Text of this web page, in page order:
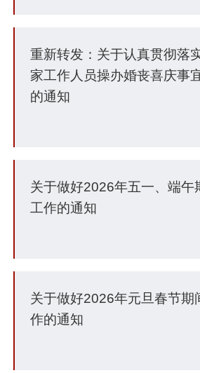
重新转发：关于认真贯彻落
家工作人员操办婚丧喜庆事
的通知
关于做好2026年五一、端午
工作的通知
关于做好2026年元旦春节期
作的通知